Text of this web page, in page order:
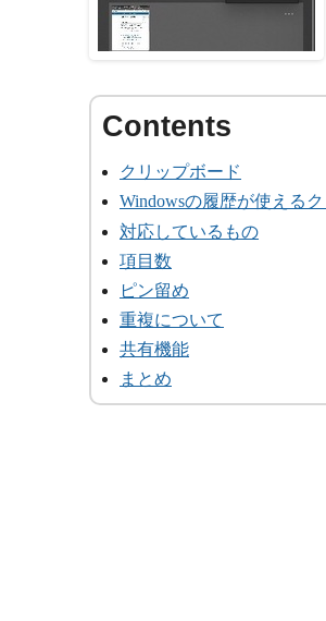
クリップボード
Windowsの履歴が使える
対応しているもの
項目数
ピン留め
重複について
共有機能
まとめ